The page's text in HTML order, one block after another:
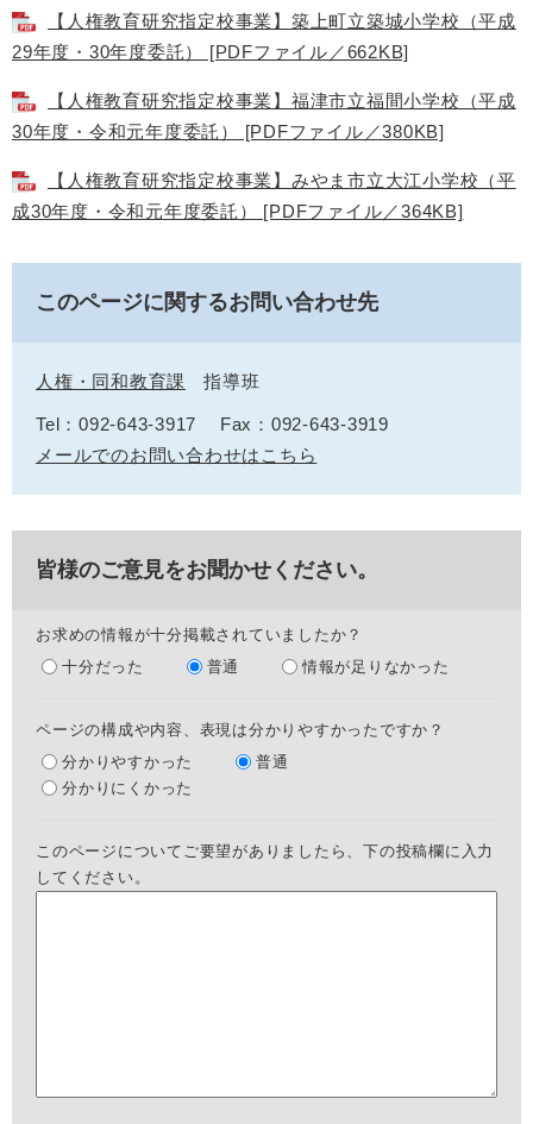
【人権教育研究指定校事業】築上町立築城小学校（平成
29年度・30年度委託） [PDFファイル／662KB]
【人権教育研究指定校事業】福津市立福間小学校（平成
30年度・令和元年度委託） [PDFファイル／380KB]
【人権教育研究指定校事業】みやま市立大江小学校（平
成30年度・令和元年度委託） [PDFファイル／364KB]
このページに関するお問い合わせ先
人権・同和教育課 指導班
Tel：092-643-3917
Fax：092-643-3919
メールでのお問い合わせはこちら
皆様のご意見をお聞かせください。
お求めの情報が十分掲載されていましたか？
十分だった
普通 情報が足りなかった
ページの構成や内容、表現は分かりやすかったですか？
分かりやすかった
普通
分かりにくかった
このページについてご要望がありましたら、下の投稿欄に入力
してください。